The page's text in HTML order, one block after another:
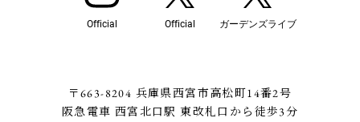
Official Official ガーデンズライブ
〒663-8204 兵庫県西宮市高松町14番2号
阪急電車 西宮北口駅 東改札口から徒歩3分